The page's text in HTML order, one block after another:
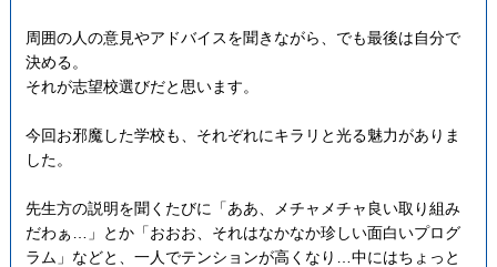
周囲の人の意見やアドバイスを聞きながら、でも最後は自分で
決める。
それが志望校選びだと思います。
今回お邪魔した学校も、それぞれにキラリと光る魅力がありま
した。
先生方の説明を聞くたびに「ああ、メチャメチャ良い取り組み
だわぁ…」とか「おおお、それはなかなか珍しい面白いプログ
ラム」などと、一人でテンションが高くなり…中にはちょっと